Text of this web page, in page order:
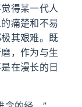
得某一代人
痛楚和不易
其艰难。既
，作为与生
在漫长的日